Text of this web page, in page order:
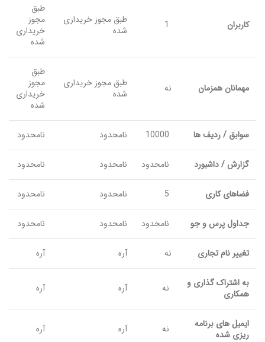
کاربران
طبق مجوز خریداری
شده
طبق
مجوز
خریداری
شده
مهمانان همزمان نه
طبق مجوز خریداری
شده
طبق
مجوز
خریداری
شده
سوابق / ردیف ها نامحدود نامحدود
گزارش / داشبورد نامحدود نامحدود نامحدود
فضاهای کاری نامحدود نامحدود
جداول پرس و جو نامحدود نامحدود نامحدود
تغییر نام تجاری نه آره آره
به اشتراک گذاری و
همکاری
نه آره آره
ایمیل های برنامه
ریزی شده
نه آره آره